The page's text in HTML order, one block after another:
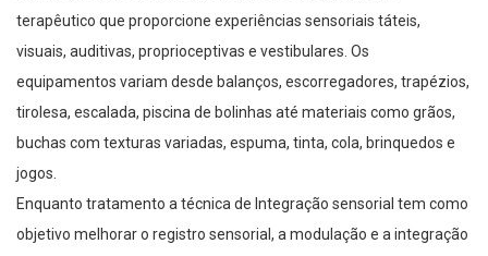
terapêutico que proporcione experiências sensoriais táteis,
visuais, auditivas, proprioceptivas e vestibulares. Os
equipamentos variam desde balanços, escorregadores, trapézios,
tirolesa, escalada, piscina de bolinhas até materiais como grãos,
buchas com texturas variadas, espuma, tinta, cola, brinquedos e
jogos.
Enquanto tratamento a técnica de Integração sensorial tem como
objetivo melhorar o registro sensorial, a modulação e a integração